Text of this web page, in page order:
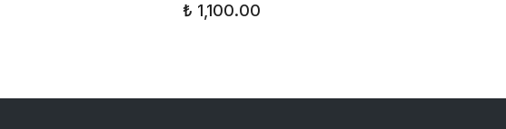
₺ 1,100.00